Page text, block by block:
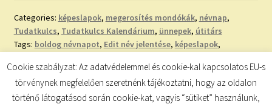
Categories: képeslapok, megerosítés mondókák, névnap,
Tudatkulcs, Tudatkulcs Kalendárium, ünnepek, útitárs
Tags: boldog névnapot, Edit név jelentése, képeslapok,
eredete,nevek jelentése,névnap,névnapi képeslap,névnapi
köszöntő,szeretettel,utónevek jelentései
Cookie szabályzat: Az adatvédelemmel és cookie-kal kapcsolatos EU-s
törvénynek megfelelően szeretnénk tájékoztatni, hogy az oldalon
történő látogatásod során cookie-kat, vagyis “sütiket” használunk,